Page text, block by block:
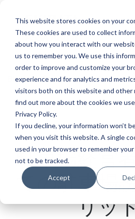
This website stores cookies on your
These cookies are used to collect
about how you interact with our
us to remember you. We use this
order to improve and customize your
experience and for analytics and
visitors both on this website and other
find out more about the cookies we
Privacy Policy.
If you decline, your information won’t
when you visit this website. A single
used in your browser to remember
not to be tracked.
Accept
Blog /駐車場 /駐車場経営者にと
メリット
駐車場経営
ての駐車場
リッ